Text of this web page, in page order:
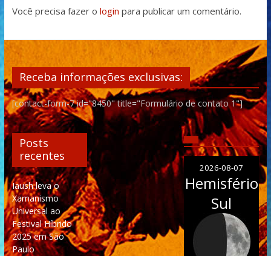
Você precisa fazer o login para publicar um comentário.
Receba informações exclusivas:
[contact-form-7 id="8450" title="Formulário de contato 1"]
Posts
recentes
Iaush leva o
Xamanismo
Universal ao
Festival Híbrido
2025 em São
Paulo
2026-08-07
Hemisfério
Sul